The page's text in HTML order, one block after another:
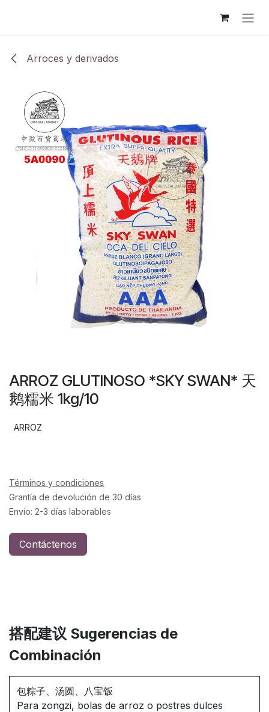
Arroces y derivados
ARROZ GLUTINOSO *SKY SWAN* 天
鹅糯米 1kg/10
ARROZ
Términos y condiciones
Grantía de devolución de 30 días
Envío: 2-3 días laborables
Contáctenos
搭配建议 Sugerencias de
Combinación
包粽子、汤圆、八宝饭
Para zongzi, bolas de arroz o postres dulces